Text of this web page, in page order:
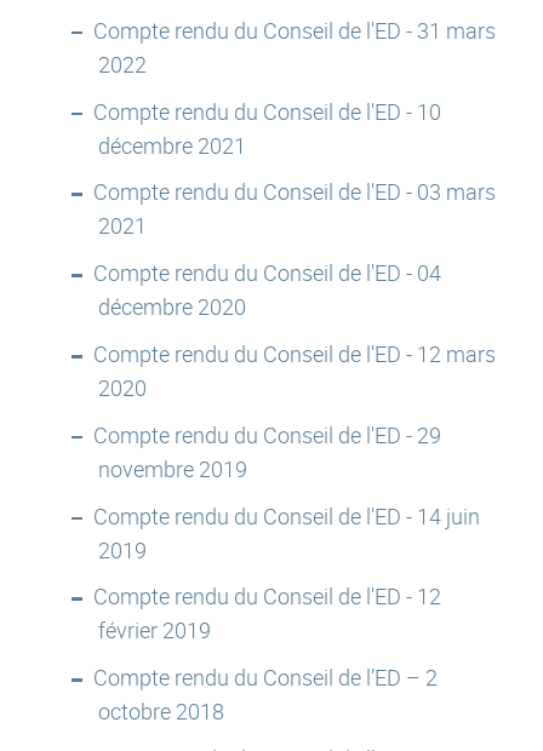
Compte rendu du Conseil de l'ED - 31 mars
2022
Compte rendu du Conseil de l'ED - 10
décembre 2021
Compte rendu du Conseil de l'ED - 03 mars
2021
Compte rendu du Conseil de l'ED - 04
décembre 2020
Compte rendu du Conseil de l'ED - 12 mars
2020
Compte rendu du Conseil de l'ED - 29
novembre 2019
Compte rendu du Conseil de l'ED - 14 juin
2019
Compte rendu du Conseil de l'ED - 12
février 2019
Compte rendu du Conseil de l’ED – 2
octobre 2018